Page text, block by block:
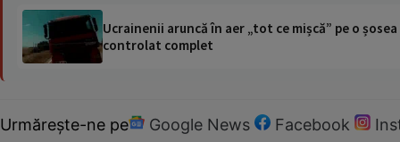
Ucrainenii aruncă în aer „tot ce mișcă” pe o
controlat complet
Urmărește-ne pe Google News Facebook